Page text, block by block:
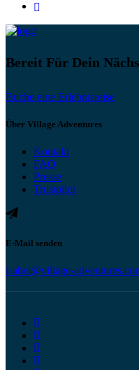
Bereit Für Dein
Buche eine Erlebnisreise
Über Village Adventures
Kontakt
FAQ
Presse
Trustpilot
E-Mail senden
isabel@village-